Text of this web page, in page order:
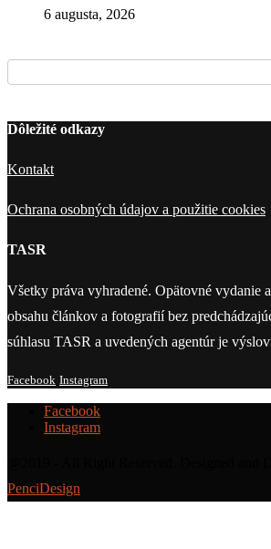
6 augusta, 2026
Dôležité odkazy
Kontakt
Ochrana osobných údajov a použitie cookies
TASR
Všetky práva vyhradené. Opätovné vydanie
obsahu článkov a fotografií bez
súhlasu TASR a uvedených agentúr je
Facebook Instagram
Facebook
Instagram
PenciDesign